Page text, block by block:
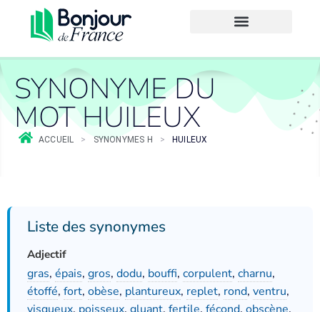
SYNONYME DU
MOT HUILEUX
ACCUEIL > SYNONYMES H > HUILEUX
Liste des synonymes
Adjectif
gras, épais, gros, dodu, bouffi, corpulent, charnu,
étoffé, fort, obèse, plantureux, replet, rond, ventru,